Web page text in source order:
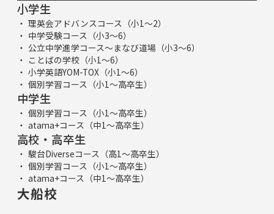
小学生
理英会アドバンスコース（小1～2）
中学受験コース（小3～6）
公立中学進学コース～まなび道場（小3～6）
ことばの学校（小1～6）
小学英語YOM-TOX（小1～6）
個別学習コース（小1～高卒生）
中学生
個別学習コース（小1～高卒生）
atama+コース（中1～高卒生）
高校・高卒生
駿台Diverseコース（高1～高卒生）
個別学習コース（小1～高卒生）
atama+コース（中1～高卒生）
大船校